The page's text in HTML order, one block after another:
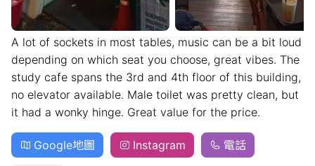
A lot of sockets in most tables, music can be a bit loud
depending on which seat you choose, great vibes. The
study cafe spans the 3rd and 4th floor of this building,
no elevator available. Male toilet was pretty clean, but
it had a wonky hinge. Great value for the price.
Google地圖 Instagram 電話